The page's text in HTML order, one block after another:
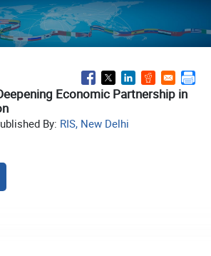
Economic Partnership in
By: RIS, New Delhi